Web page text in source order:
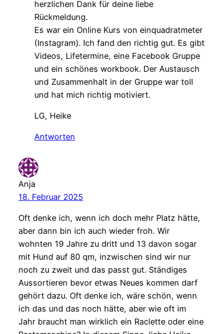
herzlichen Dank für deine liebe
Rückmeldung.
Es war ein Online Kurs von einquadratmeter
(Instagram). Ich fand den richtig gut. Es gibt
Videos, Lifetermine, eine Facebook Gruppe
und ein schönes workbook. Der Austausch
und Zusammenhalt in der Gruppe war toll
und hat mich richtig motiviert.
LG, Heike
Antworten
Anja
18. Februar 2025
Oft denke ich, wenn ich doch mehr Platz hätte,
aber dann bin ich auch wieder froh. Wir
wohnten 19 Jahre zu dritt und 13 davon sogar
mit Hund auf 80 qm, inzwischen sind wir nur
noch zu zweit und das passt gut. Ständiges
Aussortieren bevor etwas Neues kommen darf
gehört dazu. Oft denke ich, wäre schön, wenn
ich das und das noch hätte, aber wie oft im
Jahr braucht man wirklich ein Raclette oder eine